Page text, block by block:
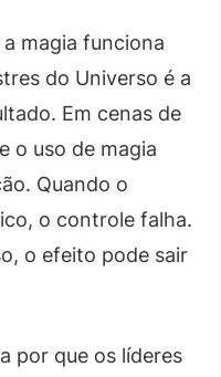
magia funciona
do Universo é a
Em cenas de
o uso de magia
Quando o
o controle falha.
o efeito pode sair
por que os líderes